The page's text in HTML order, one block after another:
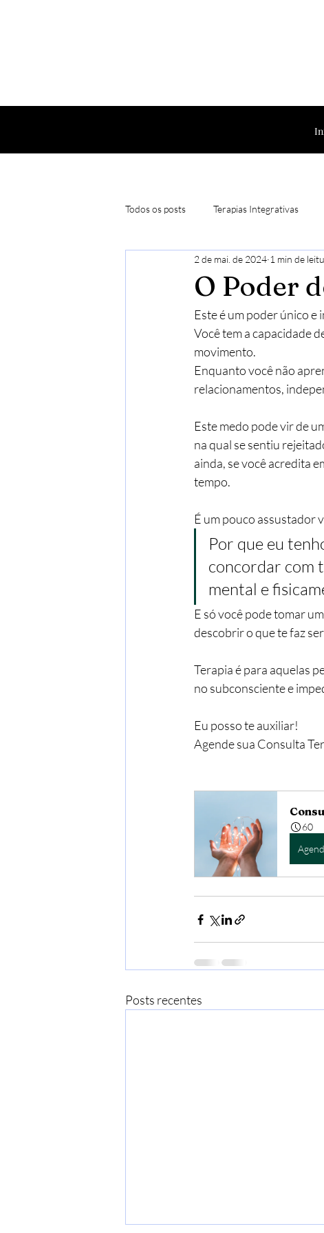
Todos os posts Terapias Integrativas
Natureza Curativa Constelações
O Poder
2 de mai. de 2024 1 min de
Este é um poder único e
Você tem a capacidade
movimento.
Enquanto você não
relacionamentos,
Este medo pode vir de
na qual se sentiu
ainda, se você acredita
tempo.
É um pouco assustador
Por que eu
concordar com
mental e
E só você pode tomar
descobrir o que te faz
Terapia é para aquelas
no subconsciente e
Eu posso te auxiliar!
Agende sua Consulta
60
Posts recentes